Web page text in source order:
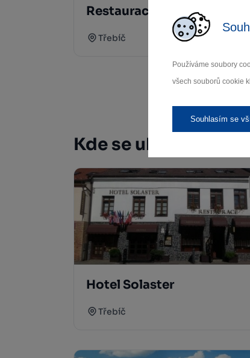
Používáme soubory
všech souborů cookie
Souhlasím se
Restaurace U Kopečků
Třebíč
Kde se ubytovat
Hotel Solaster
Třebíč